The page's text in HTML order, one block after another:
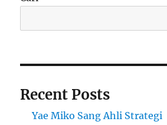
Recent Posts
Yae Miko Sang Ahli Strategi